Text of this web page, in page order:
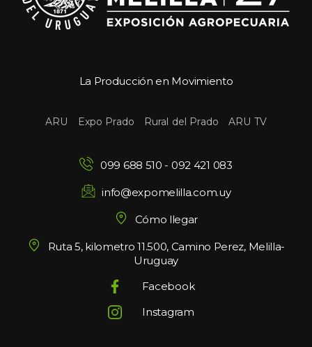
La Producción en Movimiento
ARU Expo Prado Rural del Prado ARU TV
099 688 510 - 092 421 083
info@expomelilla.com.uy
Cómo llegar
Ruta 5, kilometro 11.500, Camino Perez, Melilla-
Uruguay
Facebook
Instagram